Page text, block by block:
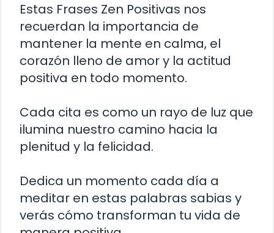
Estas Frases Zen Positivas nos
recuerdan la importancia de
mantener la mente en calma, el
corazón lleno de amor y la actitud
positiva en todo momento.
Cada cita es como un rayo de luz que
ilumina nuestro camino hacia la
plenitud y la felicidad.
Dedica un momento cada día a
meditar en estas palabras sabias y
verás cómo transforman tu vida de